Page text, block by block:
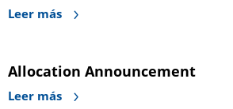
Leer más
Allocation Announcement
Leer más